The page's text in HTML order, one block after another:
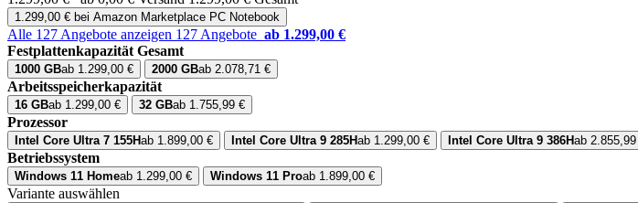
1.299,00 € bei Amazon Marketplace PC Notebook
Alle 127 Angebote anzeigen 127 Angebote ab 1.299,00 €
Festplattenkapazität Gesamt
1000 GBab 1.299,00 € 2000 GBab 2.078,71 €
Arbeitsspeicherkapazität
16 GBab 1.299,00 € 32 GBab 1.755,99 €
Prozessor
Intel Core Ultra 7 155Hab 1.899,00 € Intel Core Ultra 9 285Hab 1.299,00 € Intel Core Ultra 9 386Hab
Betriebssystem
Windows 11 Homeab 1.299,00 € Windows 11 Proab 1.899,00 €
Variante auswählen